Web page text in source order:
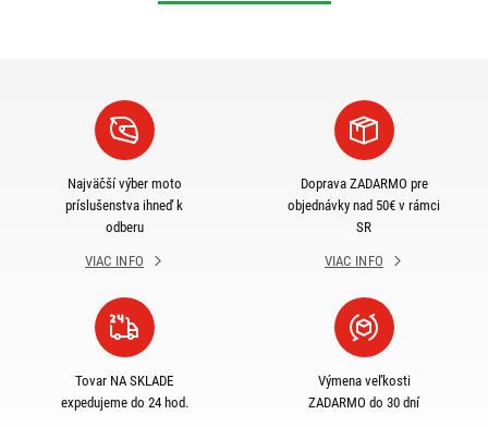
Najväčší výber moto
príslušenstva ihneď k
odberu
VIAC INFO
Doprava ZADARMO pre
objednávky nad 50€ v rámci
SR
VIAC INFO
Tovar NA SKLADE
expedujeme do 24 hod.
Výmena veľkosti
ZADARMO do 30 dní